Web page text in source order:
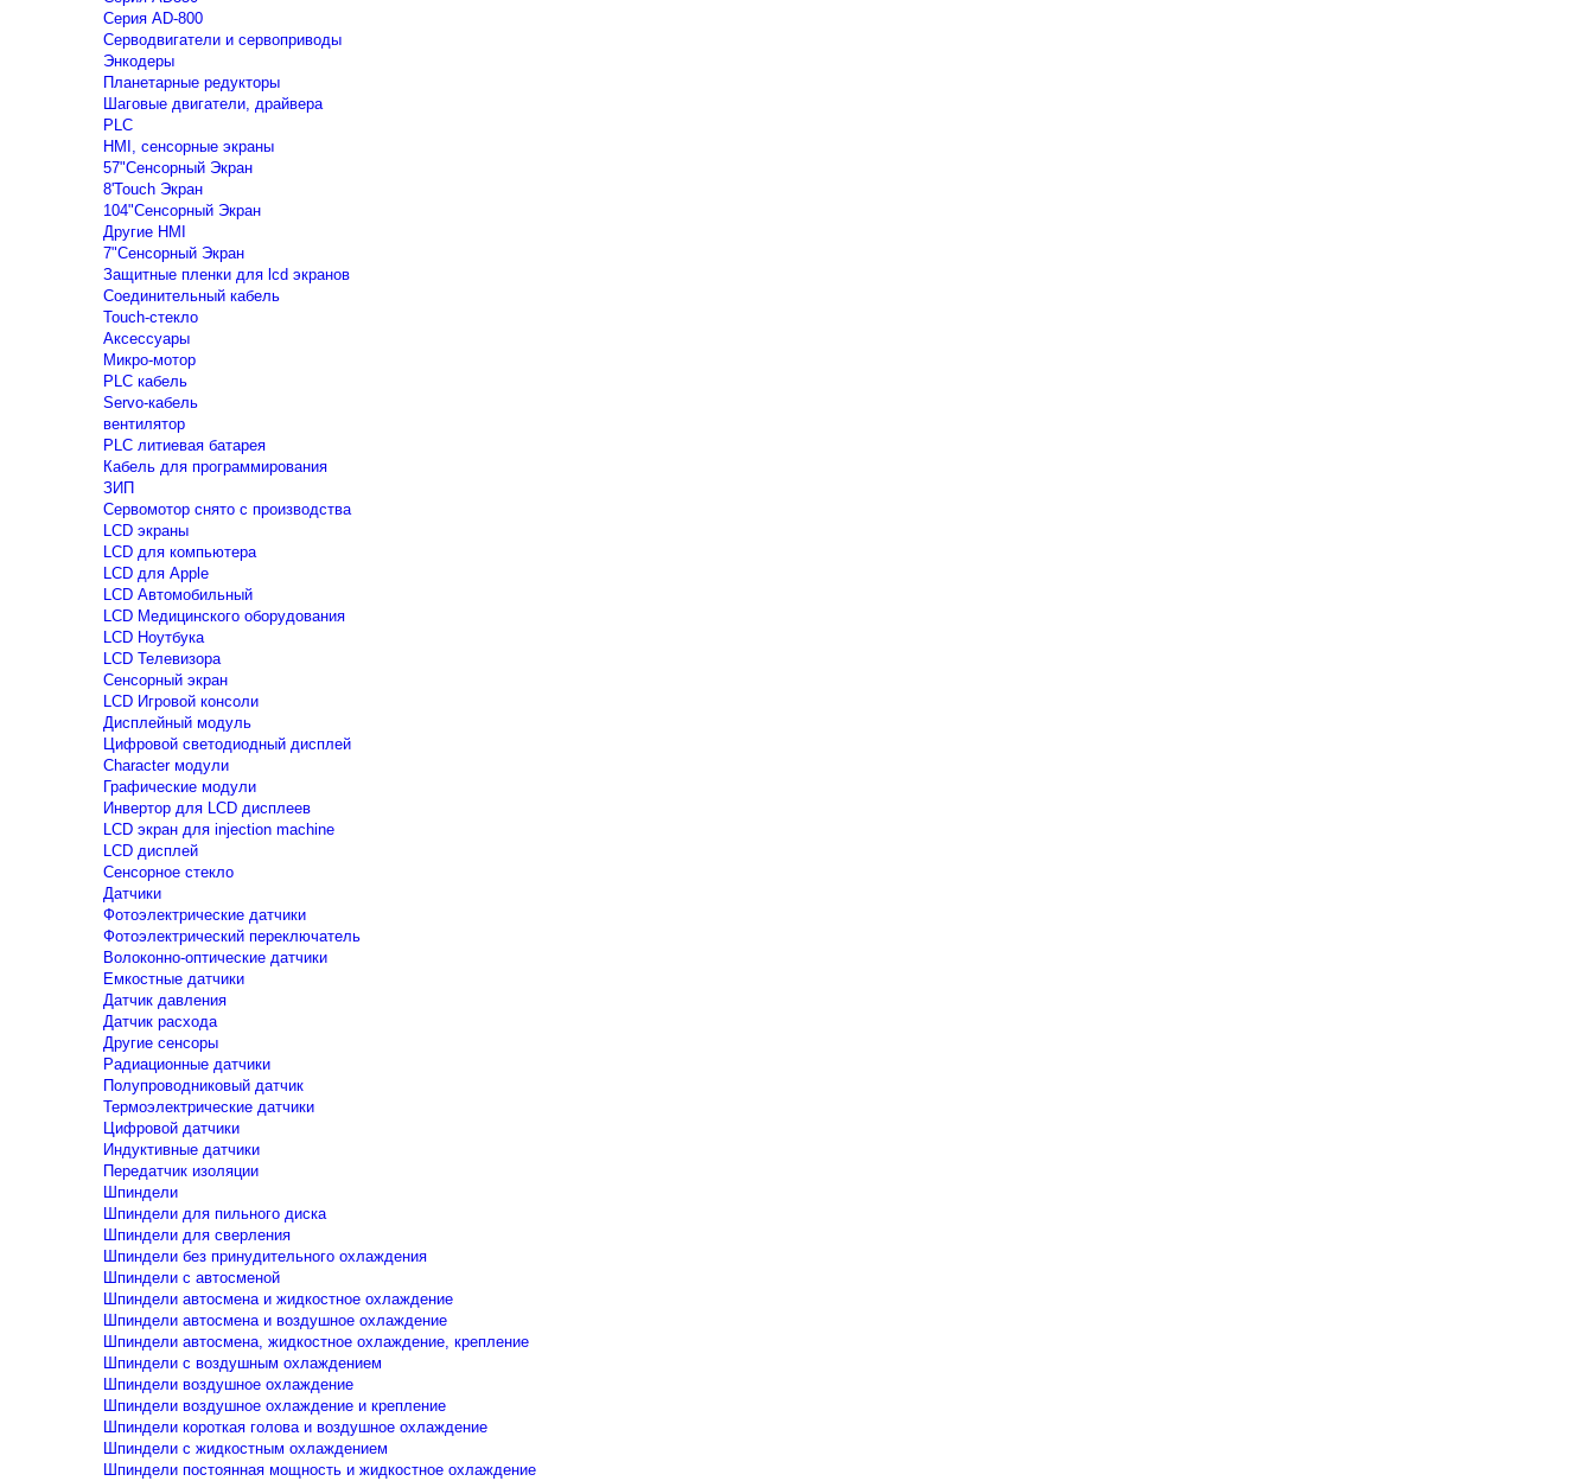
Серия AD-800
Серводвигатели и сервоприводы
Энкодеры
Планетарные редукторы
Шаговые двигатели, драйвера
PLC
HMI, сенсорные экраны
57"Сенсорный Экран
8'Touch Экран
104"Сенсорный Экран
Другие HMI
7"Сенсорный Экран
Защитные пленки для lcd экранов
Соединительный кабель
Touch-стекло
Аксессуары
Микро-мотор
PLC кабель
Servo-кабель
вентилятор
PLC литиевая батарея
Кабель для программирования
ЗИП
Сервомотор снято с производства
LCD экраны
LCD для компьютера
LCD для Apple
LCD Автомобильный
LCD Медицинского оборудования
LCD Ноутбука
LCD Телевизора
Сенсорный экран
LCD Игровой консоли
Дисплейный модуль
Цифровой светодиодный дисплей
Сharacter модули
Графические модули
Инвертор для LCD дисплеев
LCD экран для injection machine
LCD дисплей
Сенсорное стекло
Датчики
Фотоэлектрические датчики
Фотоэлектрический переключатель
Волоконно-оптические датчики
Емкостные датчики
Датчик давления
Датчик расхода
Другие сенсоры
Радиационные датчики
Полупроводниковый датчик
Термоэлектрические датчики
Цифровой датчики
Индуктивные датчики
Передатчик изоляции
Шпиндели
Шпиндели для пильного диска
Шпиндели для сверления
Шпиндели без принудительного охлаждения
Шпиндели с автосменой
Шпиндели автосмена и жидкостное охлаждение
Шпиндели автосмена и воздушное охлаждение
Шпиндели автосмена, жидкостное охлаждение, крепление
Шпиндели с воздушным охлаждением
Шпиндели воздушное охлаждение
Шпиндели воздушное охлаждение и крепление
Шпиндели короткая голова и воздушное охлаждение
Шпиндели с жидкостным охлаждением
Шпиндели постоянная мощность и жидкостное охлаждение